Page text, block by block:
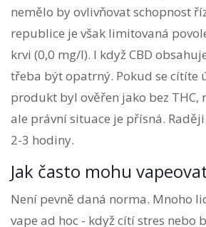
nemělo by ovlivňovat schopnost
republice je však limitovaná
krvi (0,0 mg/l). I když CBD
třeba být opatrný. Pokud se cítíte
produkt byl ověřen jako bez THC,
ale právní situace je přísná.
2-3 hodiny.
Jak často mohu
Není pevně daná norma. Mnoho
vape ad hoc - když cítí stres nebo